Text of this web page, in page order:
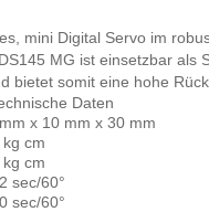
mini Digital Servo im
MG ist einsetzbar
bietet somit eine hohe
Daten
x 10 mm x 30 mm
cm
kg cm
sec/60°
sec/60°